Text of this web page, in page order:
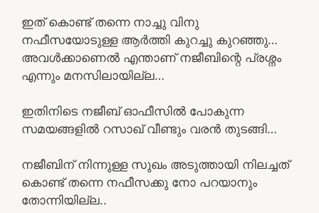
ഇത് കൊണ്ട് തന്നെ നാച്ചു വിനു
നഫീസയോടുള്ള ആർത്തി കുറച്ചു കുറഞ്ഞു…
അവൾക്കാണെൽ എന്താണ് നജീബിന്റെ പ്രശ്നം
എന്നും മനസിലായില്ല…
ഇതിനിടെ നജീബ് ഓഫീസിൽ പോകുന്ന
സമയങ്ങളിൽ റസാഖ് വീണ്ടും വരൻ തുടങ്ങി…
നജീബിന് നിന്നുള്ള സുഖം അടുത്തായി നിലച്ചത്
കൊണ്ട് തന്നെ നഫീസക്കു നോ പറയാനും
തോന്നിയില്ല..